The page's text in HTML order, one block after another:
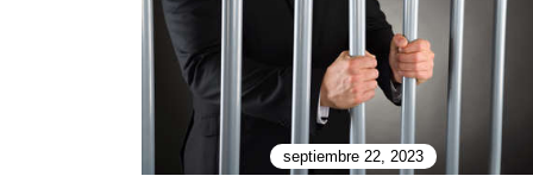
septiembre 22, 2023